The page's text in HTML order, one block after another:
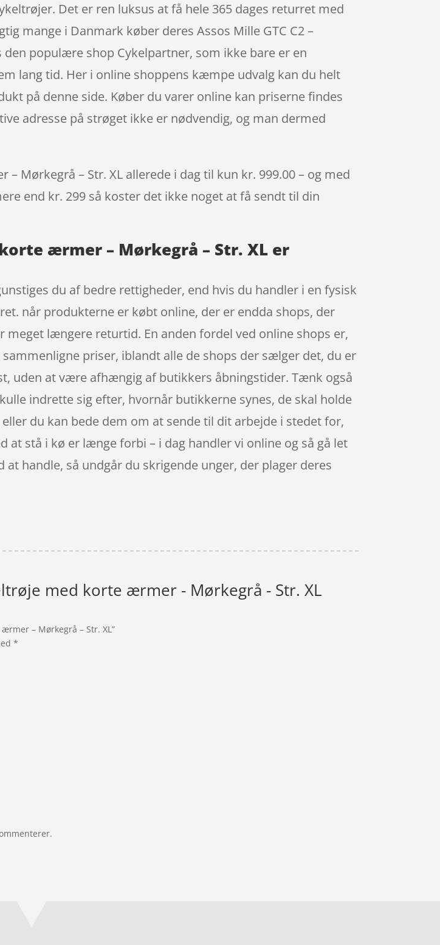
Det er ren luksus at få hele 365 dages returret med
mange i Danmark køber deres Assos Mille GTC C2 –
populære shop Cykelpartner, som ikke bare er en
lang tid. Her i online shoppens kæmpe udvalg kan du helt
på denne side. Køber du varer online kan priserne findes
adresse på strøget ikke er nødvendig, og man dermed
Mørkegrå – Str. XL allerede i dag til kun kr. 999.00 – og med
end kr. 299 så koster det ikke noget at få sendt til din
ærmer – Mørkegrå – Str. XL er
du af bedre rettigheder, end hvis du handler i en fysisk
når produkterne er købt online, der er endda shops, der
længere returtid. En anden fordel ved online shops er,
priser, iblandt alle de shops der sælger det, du er
uden at være afhængig af butikkers åbningstider. Tænk også
indrette sig efter, hvornår butikkerne synes, de skal holde
du kan bede dem om at sende til dit arbejde i stedet for,
stå i kø er længe forbi – i dag handler vi online og så gå let
handle, så undgår du skrigende unger, der plager deres
med korte ærmer - Mørkegrå - Str. XL
– Mørkegrå – Str. XL”
*